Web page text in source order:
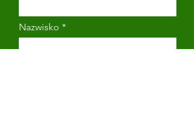
Nazwisko